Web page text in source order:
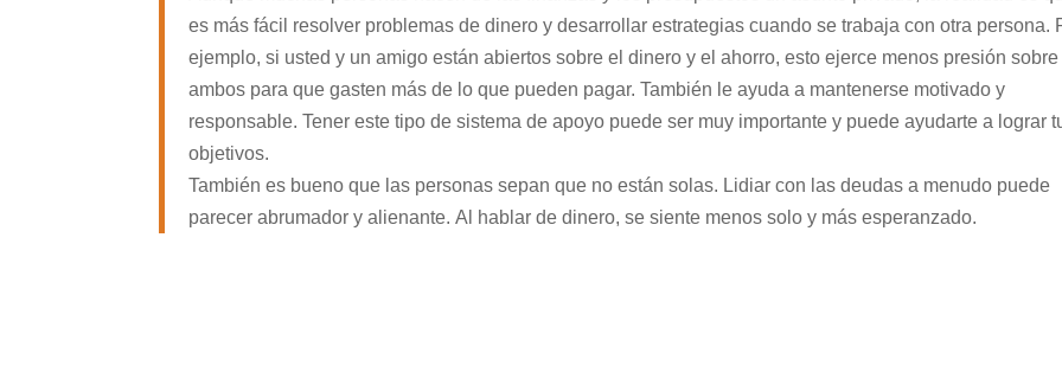
es más fácil resolver problemas de dinero y desarrollar estrategias cuando se trabaja con otra persona.
ejemplo, si usted y un amigo están abiertos sobre el dinero y el ahorro, esto ejerce menos presión sobre
ambos para que gasten más de lo que pueden pagar. También le ayuda a mantenerse motivado y
responsable. Tener este tipo de sistema de apoyo puede ser muy importante y puede ayudarte a lograr
objetivos.
También es bueno que las personas sepan que no están solas. Lidiar con las deudas a menudo puede
parecer abrumador y alienante. Al hablar de dinero, se siente menos solo y más esperanzado.